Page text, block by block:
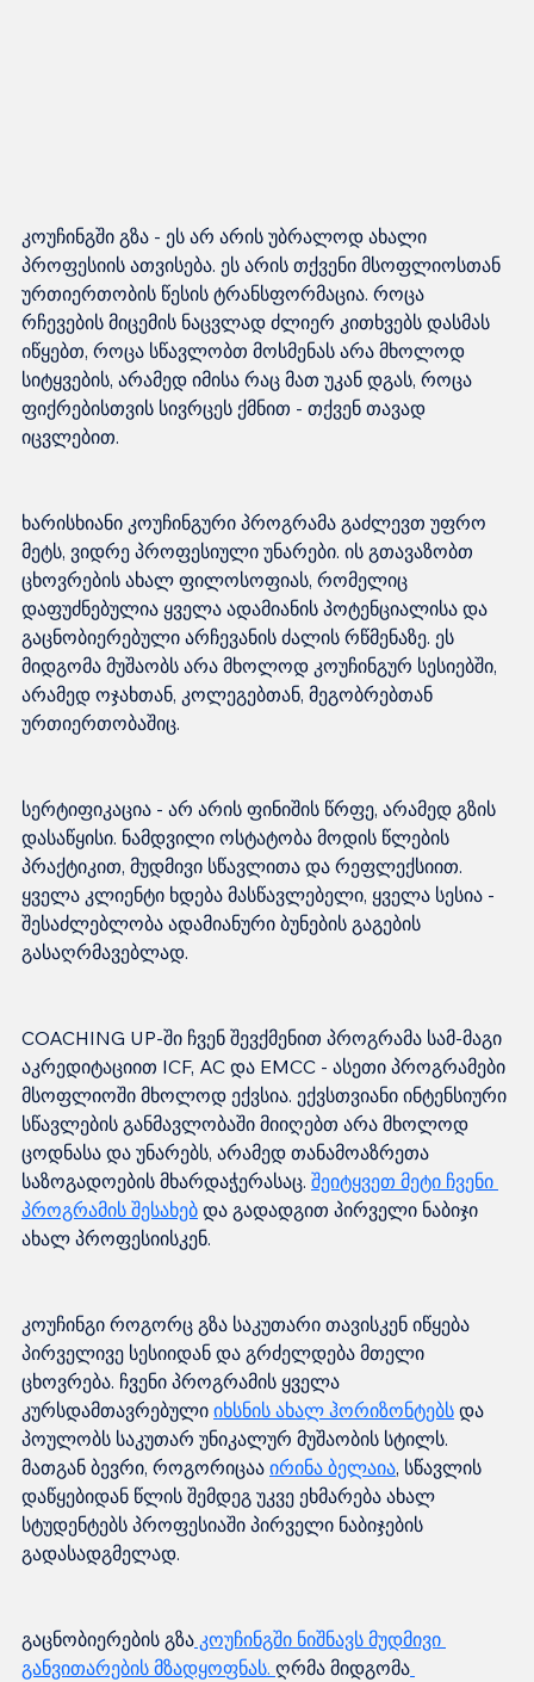
კოუჩინგში გზა - ეს არ არის უბრალოდ ახალი
პროფესიის ათვისება. ეს არის თქვენი მსოფლიოსთან
ურთიერთობის წესის ტრანსფორმაცია. როცა
რჩევების მიცემის ნაცვლად ძლიერ კითხვებს დასმას
იწყებთ, როცა სწავლობთ მოსმენას არა მხოლოდ
სიტყვების, არამედ იმისა რაც მათ უკან დგას, როცა
ფიქრებისთვის სივრცეს ქმნით - თქვენ თავად
ხარისხიანი კოუჩინგური პროგრამა გაძლევთ უფრო
მეტს, ვიდრე პროფესიული უნარები. ის გთავაზობთ
ცხოვრების ახალ ფილოსოფიას, რომელიც
დაფუძნებულია ყველა ადამიანის პოტენციალისა და
გაცნობიერებული არჩევანის ძალის რწმენაზე. ეს
მიდგომა მუშაობს არა მხოლოდ კოუჩინგურ სესიებში,
არამედ ოჯახთან, კოლეგებთან, მეგობრებთან
სერტიფიკაცია - არ არის ფინიშის წრფე, არამედ გზის
დასაწყისი. ნამდვილი ოსტატობა მოდის წლების
პრაქტიკით, მუდმივი სწავლითა და რეფლექსიით.
ყველა კლიენტი ხდება მასწავლებელი, ყველა სესია -
შესაძლებლობა ადამიანური ბუნების გაგების
COACHING UP-ში ჩვენ შევქმენით პროგრამა სამ-მაგი
აკრედიტაციით ICF, AC და EMCC - ასეთი პროგრამები
მსოფლიოში მხოლოდ ექვსია. ექვსთვიანი ინტენსიური
სწავლების განმავლობაში მიიღებთ არა მხოლოდ
ცოდნასა და უნარებს, არამედ თანამოაზრეთა
საზოგადოების მხარდაჭერასაც. შეიტყვეთ მეტი ჩვენი
პროგრამის შესახებ და გადადგით პირველი ნაბიჯი
კოუჩინგი როგორც გზა საკუთარი თავისკენ იწყება
პირველივე სესიიდან და გრძელდება მთელი
ცხოვრება. ჩვენი პროგრამის ყველა
კურსდამთავრებული იხსნის ახალ ჰორიზონტებს და
პოულობს საკუთარ უნიკალურ მუშაობის სტილს.
მათგან ბევრი, როგორიცაა ირინა ბელაია, სწავლის
დაწყებიდან წლის შემდეგ უკვე ეხმარება ახალ
სტუდენტებს პროფესიაში პირველი ნაბიჯების
გაცნობიერების გზა კოუჩინგში ნიშნავს მუდმივი
განვითარების მზადყოფნას. ღრმა მიდგომა